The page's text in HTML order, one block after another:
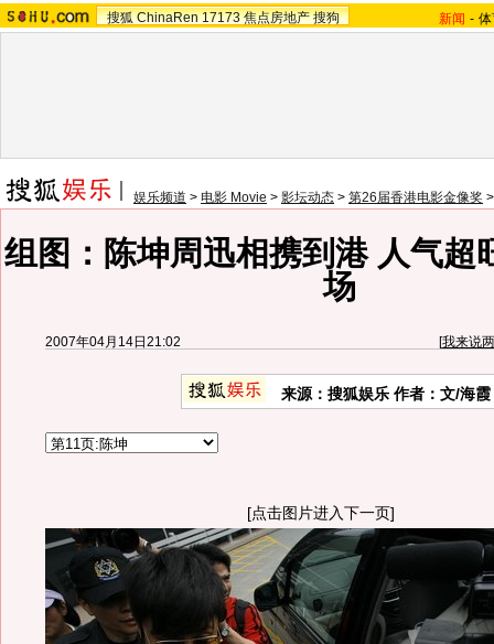
搜狐 ChinaRen 17173 焦点房地产 搜狗 新闻 -
娱乐频道 > 电影 Movie > 影坛动态 > 第26届香港电影金像奖
组图：陈坤周迅相携到港 人气超
场
2007年04月14日21:02 [我来说
来源：搜狐娱乐 作者：文/海
[点击图片进入下一页]